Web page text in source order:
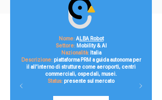
Nome:ALBA Robot
Settore: Mobility & AI
Nazionalità: Italia
Descrizione:piattaforma PRM a guida autonoma per
il all'interno di strutture come aeroporti, centri
commerciali, ospedali, musei.
Status:presente sul mercato